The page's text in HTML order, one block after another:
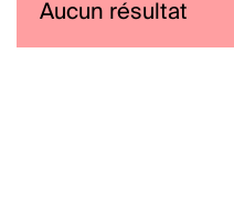
Aucun résultat